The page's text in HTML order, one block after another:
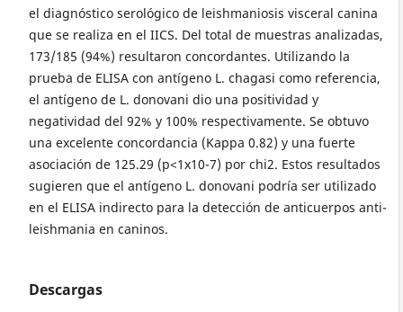
el diagnóstico serológico de leishmaniosis visceral canina
que se realiza en el IICS. Del total de muestras analizadas,
173/185 (94%) resultaron concordantes. Utilizando la
prueba de ELISA con antígeno L. chagasi como referencia,
el antígeno de L. donovani dio una positividad y
negatividad del 92% y 100% respectivamente. Se obtuvo
una excelente concordancia (Kappa 0.82) y una fuerte
asociación de 125.29 (p<1x10-7) por chi2. Estos resultados
sugieren que el antígeno L. donovani podría ser utilizado
en el ELISA indirecto para la detección de anticuerpos anti-
leishmania en caninos.
Descargas